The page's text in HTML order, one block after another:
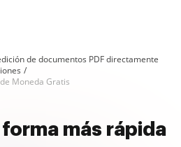
de documentos PDF directamente
Moneda Gratis
más rápida